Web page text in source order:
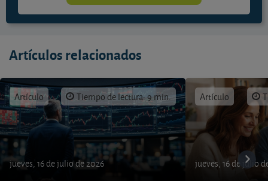
Artículos relacionados
Artículo Tiempo de lectura: 9 min.
jueves, 16 de julio de 2026
Artículo
jueves, 16 de julio